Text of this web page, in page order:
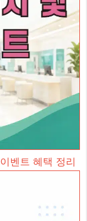
벤트 혜택 정리